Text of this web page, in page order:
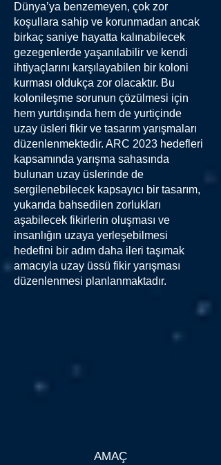
Dünya’ya benzemeyen, çok zor
koşullara sahip ve korunmadan ancak
birkaç saniye hayatta kalınabilecek
gezegenlerde yaşanılabilir ve kendi
ihtiyaçlarını karşılayabilen bir koloni
kurması oldukça zor olacaktır. Bu
kolonileşme sorunun çözülmesi için
hem yurtdışında hem de yurtiçinde
uzay üsleri fikir ve tasarım yarışmaları
düzenlenmektedir. ARC 2023 hedefleri
kapsamında yarışma sahasında
bulunan uzay üslerinde de
sergilenebilecek kapsayıcı bir tasarım,
yukarıda bahsedilen zorlukları
aşabilecek fikirlerin oluşması ve
insanlığın uzaya yerleşebilmesi
hedefini bir adım daha ileri taşımak
amacıyla uzay üssü fikir yarışması
düzenlenmesi planlanmaktadır.
AMAÇ